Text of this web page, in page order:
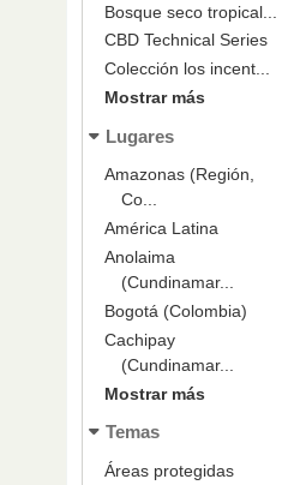
Bosque seco tropical...
CBD Technical Series
Colección los incent...
Mostrar más
Lugares
Amazonas (Región,
Co...
América Latina
Anolaima
(Cundinamar...
Bogotá (Colombia)
Cachipay
(Cundinamar...
Mostrar más
Temas
Áreas protegidas